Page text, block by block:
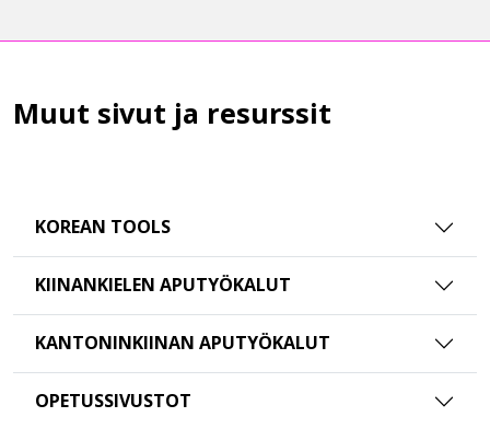
Muut sivut ja resurssit
KOREAN TOOLS
KIINANKIELEN APUTYÖKALUT
KANTONINKIINAN APUTYÖKALUT
OPETUSSIVUSTOT